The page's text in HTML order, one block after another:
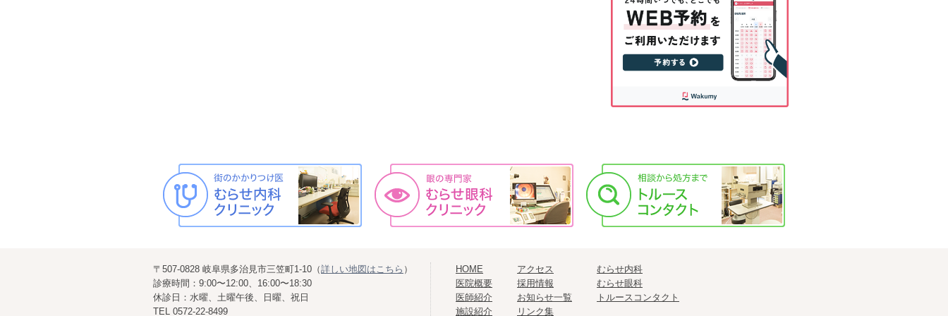
〒507-0828 岐阜県多治見市三笠町1-10（詳しい地図はこちら ）
診療時間：9:00〜12:00、16:00〜18:30
休診日：水曜、土曜午後、日曜、祝日
TEL 0572-22-8499
HOME
医院概要
医師紹介
施設紹介
アクセス
採用情報
お知らせ一覧
リンク集
むらせ内科
むらせ眼科
トルースコンタクト